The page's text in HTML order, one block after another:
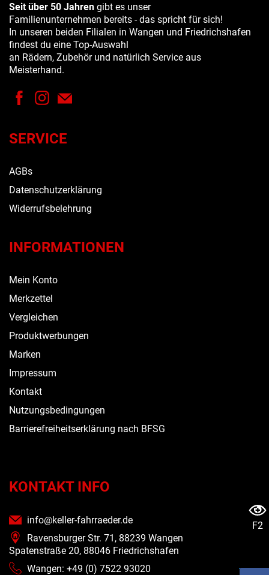
Seit über 50 Jahren gibt es unser
Familienunternehmen bereits - das spricht für sich!
In unseren beiden Filialen in Wangen und Friedrichshafen
findest du eine Top-Auswahl
an Rädern, Zubehör und natürlich Service aus
Meisterhand.
SERVICE
AGBs
Datenschutzerklärung
Widerrufsbelehrung
INFORMATIONEN
Mein Konto
Merkzettel
Vergleichen
Produktwerbungen
Marken
Impressum
Kontakt
Nutzungsbedingungen
Barrierefreiheitserklärung nach BFSG
KONTAKT INFO
info@keller-fahrraeder.de
Ravensburger Str. 71, 88239 Wangen
Spatenstraße 20, 88046 Friedrichshafen
Wangen: +49 (0) 7522 93020
F2